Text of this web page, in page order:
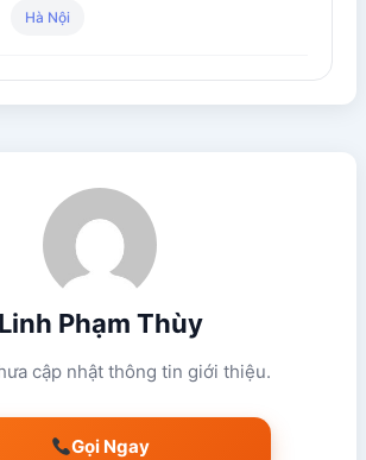
Hà Nội
Linh Phạm Thùy
cập nhật thông tin giới thiệu.
Gọi Ngay